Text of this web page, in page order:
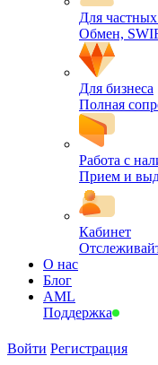
Для
Обмен,
Для бизнеса
Полная
Работа с
Прием и
Кабинет
О нас
Блог
AML
Поддержка
Войти Регистрация